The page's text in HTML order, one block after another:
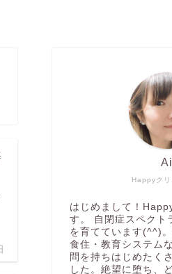
Happyクリ
Ai
はじめまして！
す。 自閉症スペクト
を育てています(^^)
食住・教育システム
問を持ちはじめたく
した。絶望に堕ち、